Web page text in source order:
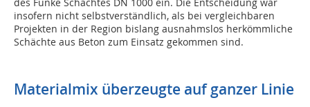
des Funke Schachtes DN 1000 ein. Die Entscheidung war
insofern nicht selbstverständlich, als bei vergleichbaren
Projekten in der Region bislang ausnahmslos herkömmliche
Schächte aus Beton zum Einsatz gekommen sind.
Materialmix überzeugte auf ganzer Linie